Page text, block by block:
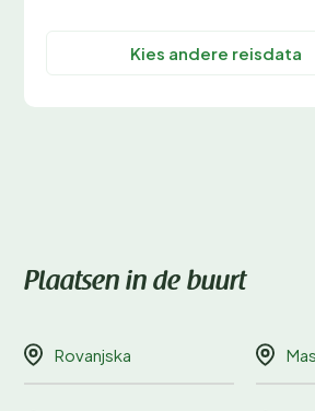
Kies andere reisdata
Plaatsen in de buurt
Rovanjska